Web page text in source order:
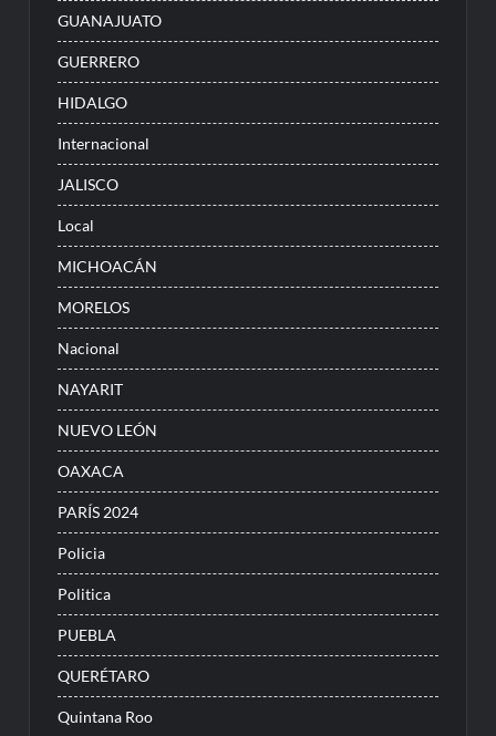
GUANAJUATO
GUERRERO
HIDALGO
Internacional
JALISCO
Local
MICHOACÁN
MORELOS
Nacional
NAYARIT
NUEVO LEÓN
OAXACA
PARÍS 2024
Policia
Politica
PUEBLA
QUERÉTARO
Quintana Roo